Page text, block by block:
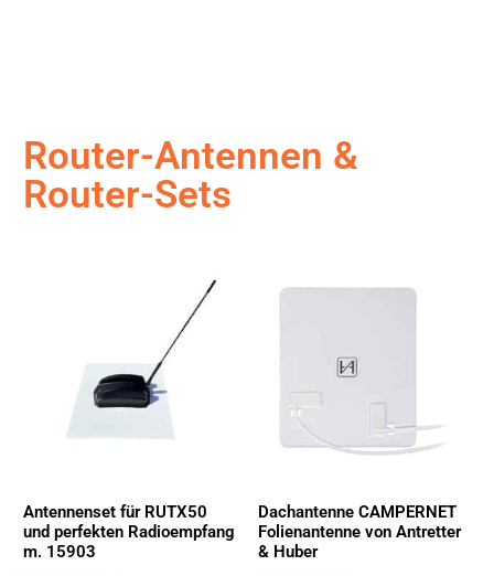
Router-Antennen &
Router-Sets
Antennenset für RUTX50
und perfekten Radioempfang
m. 15903
Dachantenne CAMPERNET
Folienantenne von Antretter
& Huber